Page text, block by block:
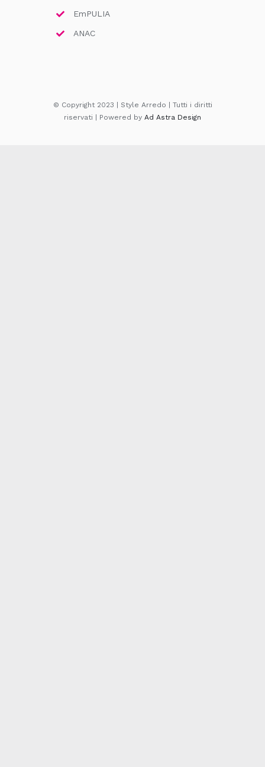
EmPULIA
ANAC
© Copyright 2023 | Style Arredo | Tutti i diritti
riservati | Powered by Ad Astra Design